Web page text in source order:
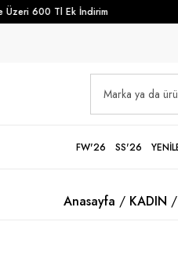
600 Tl Ek İndirim
FW'26 SS'26
Anasayfa KADIN